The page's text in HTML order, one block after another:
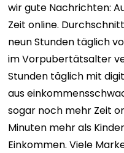
wir gute Nachrichten:
Zeit online.
neun Stunden täglich
im Vorpubertätsalter
Stunden täglich mit
aus
sogar noch mehr Zeit
Minuten mehr als
Einkommen. Viele